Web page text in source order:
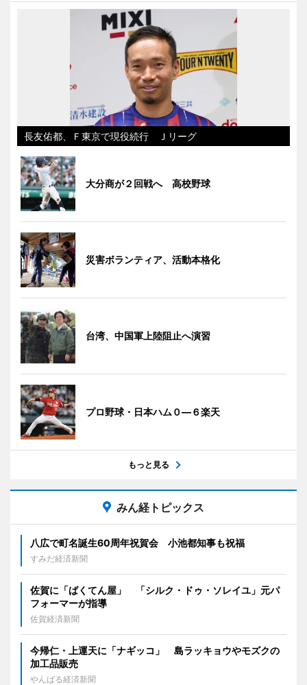
長友佑都、Ｆ東京で現役続行 Ｊリーグ
大分商が２回戦へ 高校野球
災害ボランティア、活動本格化
台湾、中国軍上陸阻止へ演習
プロ野球・日本ハム０―６楽天
もっと見る
みん経トピックス
八広で町名誕生60周年祝賀会 小池都知事も祝福
すみだ経済新聞
佐賀に「ばくてん屋」 「シルク・ドゥ・ソレイユ」元パ
フォーマーが指導
佐賀経済新聞
今帰仁・上運天に「ナギッコ」 島ラッキョウやモズクの
加工品販売
やんばる経済新聞